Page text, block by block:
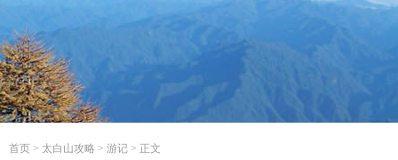
首页 > 太白山攻略 > 游记 > 正文